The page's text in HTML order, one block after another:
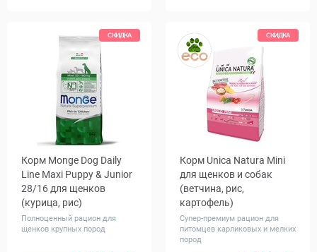
СКИДКА
Корм Monge Dog Daily
Line Maxi Puppy & Junior
28/16 для щенков
(курица, рис)
Полноценный рацион для
щенков крупных пород
СКИДКА
Корм Unica Natura Mini
для щенков и собак
(ветчина, рис,
картофель)
Супер-премиум рацион для
питомцев карликовых и мелких
пород